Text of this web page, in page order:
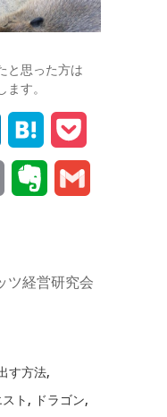
と思った方は
す。
i
n
n
a
t
n
o
c
e
i
r
t
i
ツ経営研究会
す方法,
ト , ドラゴン,